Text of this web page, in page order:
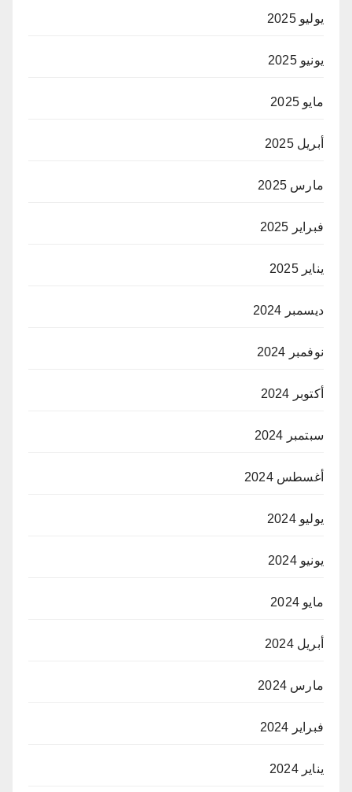
يوليو 2025
يونيو 2025
مايو 2025
أبريل 2025
مارس 2025
فبراير 2025
يناير 2025
ديسمبر 2024
نوفمبر 2024
أكتوبر 2024
سبتمبر 2024
أغسطس 2024
يوليو 2024
يونيو 2024
مايو 2024
أبريل 2024
مارس 2024
فبراير 2024
يناير 2024